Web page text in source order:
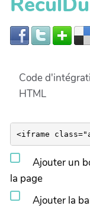
Code
HTML
Ajouter un
la page
Ajouter la